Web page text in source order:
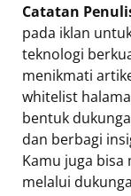
Catatan
pada iklan
teknologi
menikmati
whitelist
bentuk
dan berbagi
Kamu juga bisa
melalui